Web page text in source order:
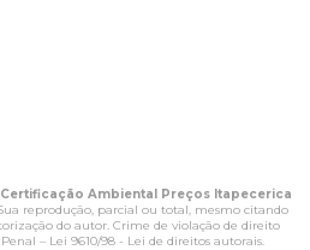
Ambiental Preços Itapecerica
reprodução, parcial ou total, mesmo citando
do autor. Crime de violação de direito
– Lei 9610/98 - Lei de direitos autorais.